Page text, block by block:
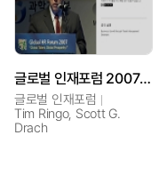
글로벌 인재포럼 2007: 인재경영을 통한 기업의 성장
글로벌 인재포럼
Tim Ringo, Scott G.
Drach